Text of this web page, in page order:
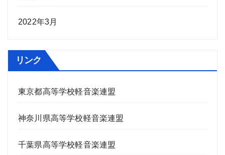
2022年3月
リンク
東京都高等学校軽音楽連盟
神奈川県高等学校軽音楽連盟
千葉県高等学校軽音楽連盟